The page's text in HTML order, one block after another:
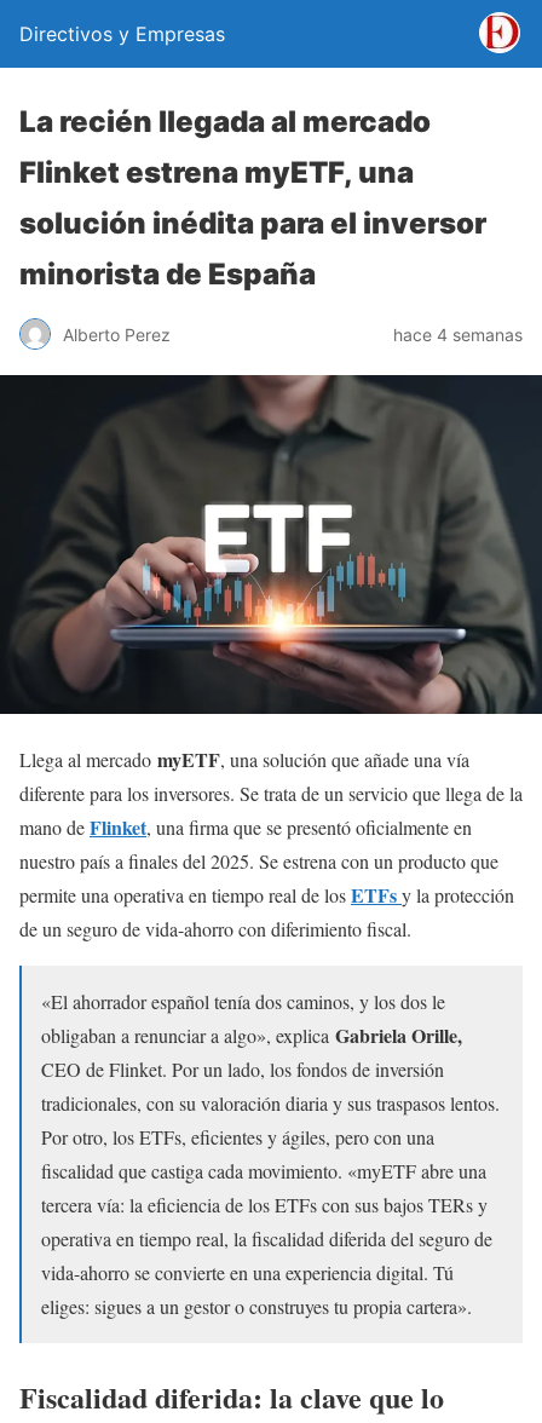
Directivos y Empresas
La recién llegada al mercado
Flinket estrena myETF, una
solución inédita para el inversor
minorista de España
Alberto Perez hace 4 semanas
Llega al mercado myETF, una solución que añade una vía
diferente para los inversores. Se trata de un servicio que llega de la
mano deFlinket, una firma que se presentó oficialmente en
nuestro país a finales del 2025. Se estrena con un producto que
permite una operativa en tiempo real de losETFsy la protección
de un seguro de vida-ahorro con diferimiento fiscal.
«El ahorrador español tenía dos caminos, y los dos le
obligaban a renunciar a algo», explica Gabriela Orille,
CEO de Flinket. Por un lado, los fondos de inversión
tradicionales, con su valoración diaria y sus traspasos lentos.
Por otro, los ETFs, eficientes y ágiles, pero con una
fiscalidad que castiga cada movimiento. «myETF abre una
tercera vía: la eficiencia de los ETFs con sus bajos TERs y
operativa en tiempo real, la fiscalidad diferida del seguro de
vida-ahorro se convierte en una experiencia digital. Tú
eliges: sigues a un gestor o construyes tu propia cartera».
Fiscalidad diferida: la clave que lo